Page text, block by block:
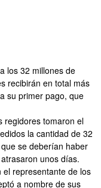
los 32 millones de
recibirán en total más
su primer pago, que
regidores tomaron el
la cantidad de 32
se deberían haber
unos días.
el representante de los
a nombre de sus